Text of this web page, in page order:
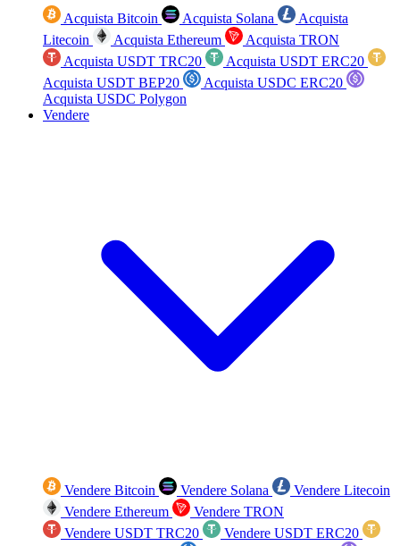
Acquista Bitcoin Acquista Solana
Acquista
Litecoin
Acquista Ethereum
Acquista TRON
Acquista USDT TRC20
Acquista USDT ERC20
Acquista USDT BEP20
Acquista USDC ERC20
Acquista USDC Polygon
Vendere
Vendere Bitcoin Vendere Solana
Vendere Litecoin
Vendere Ethereum
Vendere TRON
Vendere USDT TRC20
Vendere USDT ERC20